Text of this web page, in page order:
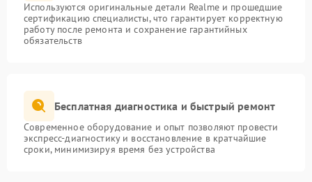
Используются оригинальные детали Realme и прошедшие
сертификацию специалисты, что гарантирует корректную
работу после ремонта и сохранение гарантийных
обязательств
Бесплатная диагностика и быстрый ремонт
Современное оборудование и опыт позволяют провести
экспресс-диагностику и восстановление в кратчайшие
сроки, минимизируя время без устройства